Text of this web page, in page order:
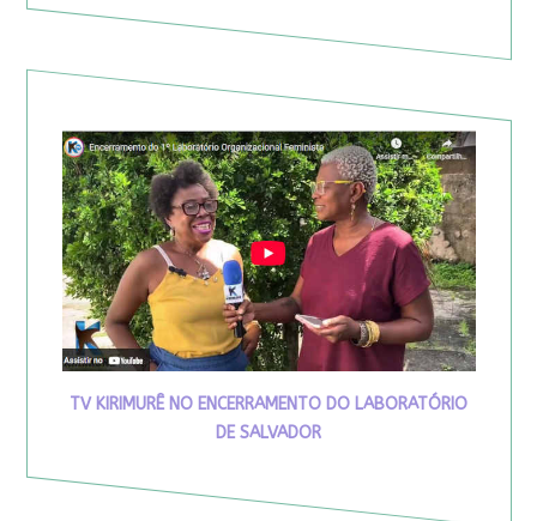
TV KIRIMURÊ NO ENCERRAMENTO DO LABORATÓRIO
DE SALVADOR